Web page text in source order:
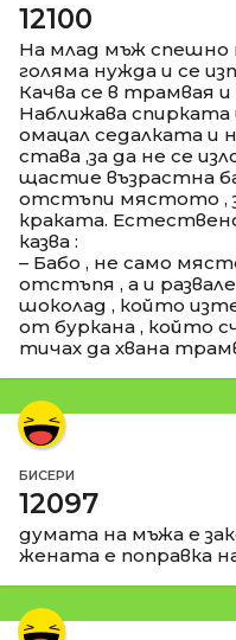
12100
На млад мъж спешно
голяма нужда и се
Качва се в трамвая и
Наближава спирката
омацал седалката и
става ,за да не се
щастие възрастна
отстъпи мястото ,
краката.
казва :
– Бабо , не само
отстъпя , а и
шоколад , който
от буркана , който
тичах да хвана
БИСЕРИ
12097
думата на мъжа е
жената е поправка